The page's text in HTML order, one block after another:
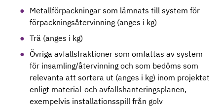
Metallförpackningar som lämnats till system för
förpackningsåtervinning (anges i kg)
Trä (anges i kg)
Övriga avfallsfraktioner som omfattas av system
för insamling/återvinning och som bedöms som
relevanta att sortera ut (anges i kg) inom projektet
enligt material-och avfallshanteringsplanen,
exempelvis installationsspill från golv